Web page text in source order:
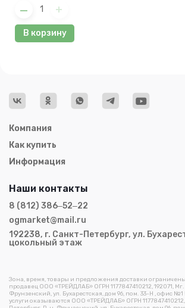
В корзину
Компания
Как купить
Информация
Зона, время, товары и предложения доставки
продавец ООО «ТРЕЙДЛАБ» ОГРН 1177847410212, 192071,
Фрунзенский, ул. Бухарестская, дом 96, пом. 33-Н , офис
услуги оказываются ООО «ТРЕЙДЛАБ» ОГРН 1177847410212,
Наши контакты
8 (812) 386‒52‒22
ogmarket@mail.ru
192238, г. Санкт-Петербург, ул.
цокольный этаж